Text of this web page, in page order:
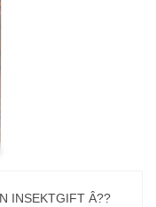
INSEKTGIFT Â??